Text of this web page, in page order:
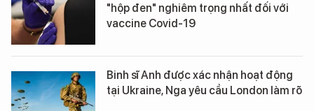
"hộp đen" nghiêm trọng nhất đối với
vaccine Covid-19
Binh sĩ Anh được xác nhận hoạt động
tại Ukraine, Nga yêu cầu London làm rõ